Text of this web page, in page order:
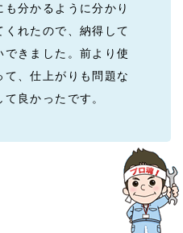
も分かるように分かり
くれたので、納得して
できました。前より使
て、仕上がりも問題な
て良かったです。